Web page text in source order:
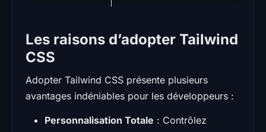
Les raisons d’adopter Tailwind
CSS
Adopter Tailwind CSS présente plusieurs
avantages indéniables pour les développeurs :
Personnalisation Totale : Contrôlez